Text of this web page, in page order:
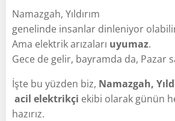
Namazgah, Yıldırım
genelinde insanlar dinleniyor
Ama elektrik arızaları uyumaz.
Gece de gelir, bayramda da, Pazar
İşte bu yüzden biz, Namazgah,
acil elektrikçi ekibi olarak günün
hazırız.